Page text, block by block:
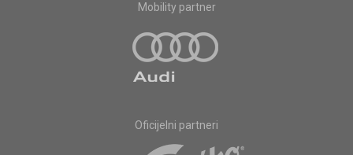
Mobility partner
Oficijelni partneri